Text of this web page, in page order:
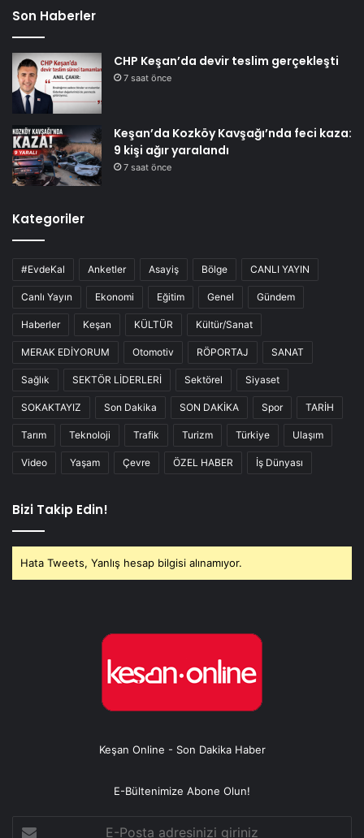
Son Haberler
CHP Keşan’da devir teslim gerçekleşti
7 saat önce
Keşan’da Kozköy Kavşağı’nda feci kaza:
9 kişi ağır yaralandı
7 saat önce
Kategoriler
#EvdeKal Anketler Asayiş Bölge CANLI YAYIN
Canlı Yayın Ekonomi Eğitim Genel Gündem
Haberler Keşan KÜLTÜR Kültür/Sanat
MERAK EDİYORUM Otomotiv RÖPORTAJ SANAT
Sağlık SEKTÖR LİDERLERİ Sektörel Siyaset
SOKAKTAYIZ Son Dakika SON DAKİKA Spor TARİH
Tarım Teknoloji Trafik Turizm Türkiye Ulaşım
Video Yaşam Çevre ÖZEL HABER İş Dünyası
Bizi Takip Edin!
Hata Tweets, Yanlış hesap bilgisi alınamıyor.
Keşan Online - Son Dakika Haber
E-Bültenimize Abone Olun!